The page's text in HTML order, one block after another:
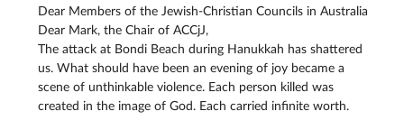
Dear Members of the Jewish-Christian Councils in Australia
Dear Mark, the Chair of ACCjJ,
The attack at Bondi Beach during Hanukkah has shattered
us. What should have been an evening of joy became a
scene of unthinkable violence. Each person killed was
created in the image of God. Each carried infinite worth.